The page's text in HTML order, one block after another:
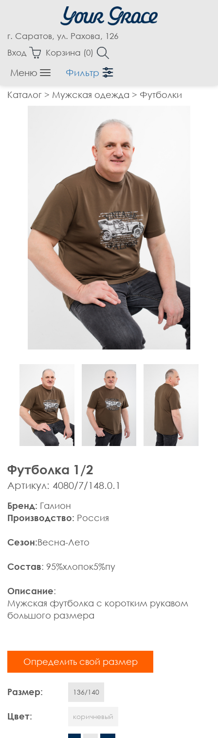
г. Саратов, ул. Рахова, 126
Вход
Корзина (0)
Меню
Фильтр
Аксессуары
Жакеты, Жилеты
Капри
Кардиганы
Комплекты
Легинсы
Лосины
Пиджаки
Платья, Сарафаны
Пуловеры, Водолазки
Спортивная одежда
Толстовки
Туники
Футболки
Шарф
Шарфы
Юбки
Мужская одежда
Верхняя одежда
Джемпера, Жилеты
Джинсы, Слаксы
Жакеты, Жилеты
Кардиганы
Пиджаки
Пуловеры, Водолазки
Рубашки
Спортивная одежда
Шарфы
Шорты
Контакты
Каталог > Мужская одежда > Футболки
Футболка 1/2
Артикул: 4080/7/148.0.1
Бренд: Галион
Производство: Россия
Сезон:Весна-Лето
Состав: 95%хлопок5%пу
Описание:
Мужская футболка с коротким рукавом
большого размера
Определить свой размер
Размер: 136/140
Цвет: коричневый